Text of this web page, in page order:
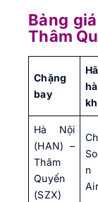
Bảng
Thâm
Chặng
bay
Hà Nội
(HAN) –
Thâm
Quyến
(SZX)
n